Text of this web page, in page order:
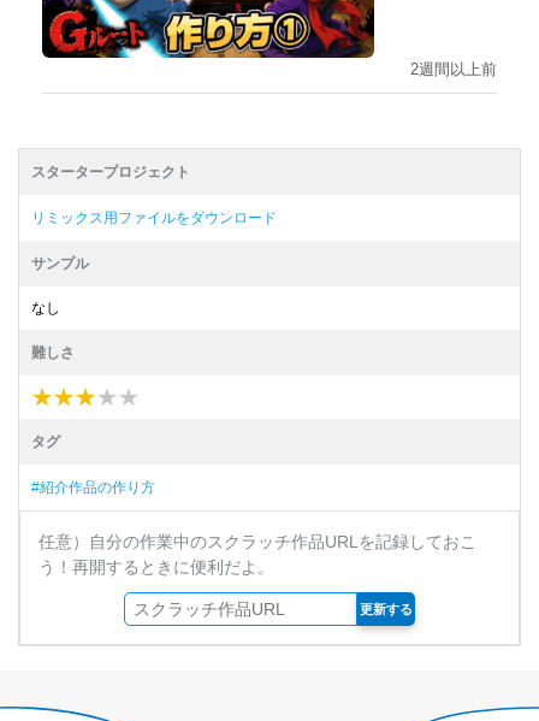
2週間以上前
スタータープロジェクト
リミックス用ファイルをダウンロード
サンプル
なし
難しさ
★★★★ ★
★★★★ ★
タグ
#紹介作品の作り方
任意）自分の作業中のスクラッチ作品URLを記録しておこ
う！再開するときに便利だよ。
更新する